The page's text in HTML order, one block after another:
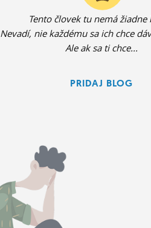
Tento človek tu nemá žiadne
Nevadí, nie každému sa ich chce
Ale ak sa ti chce...
PRIDAJ BLOG